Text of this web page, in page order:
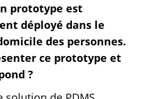
prototype est
déployé dans le
des personnes.
ce prototype et
?